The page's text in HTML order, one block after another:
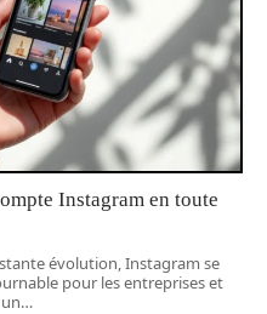
Instagram en toute
évolution, Instagram se
pour les entreprises et
…